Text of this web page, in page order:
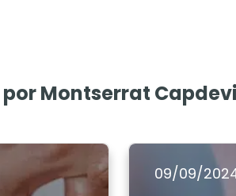
Montserrat
09/09/